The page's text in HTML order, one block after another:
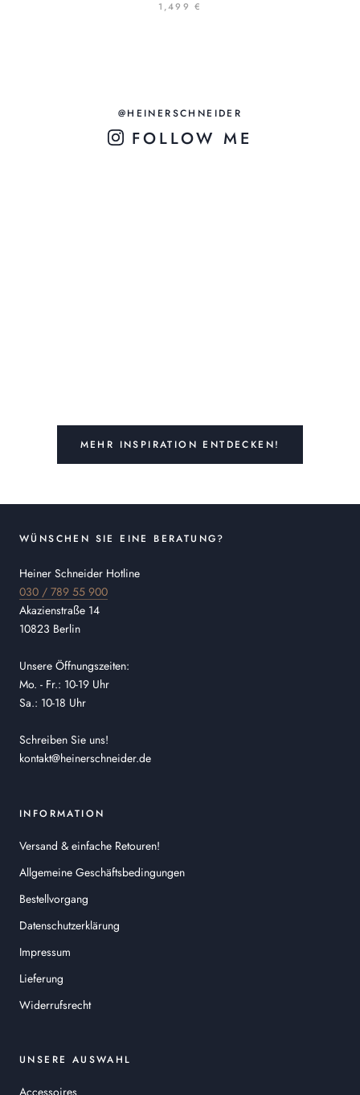
1,499 €
@HEINERSCHNEIDER
FOLLOW ME
MEHR INSPIRATION ENTDECKEN!
WÜNSCHEN SIE EINE BERATUNG?
Heiner Schneider Hotline
030 / 789 55 900
Akazienstraße 14
10823 Berlin
Unsere Öffnungszeiten:
Mo. - Fr.: 10-19 Uhr
Sa.: 10-18 Uhr
Schreiben Sie uns!
kontakt@heinerschneider.de
INFORMATION
Versand & einfache Retouren!
Allgemeine Geschäftsbedingungen
Bestellvorgang
Datenschutzerklärung
Impressum
Lieferung
Widerrufsrecht
UNSERE AUSWAHL
Accessoires